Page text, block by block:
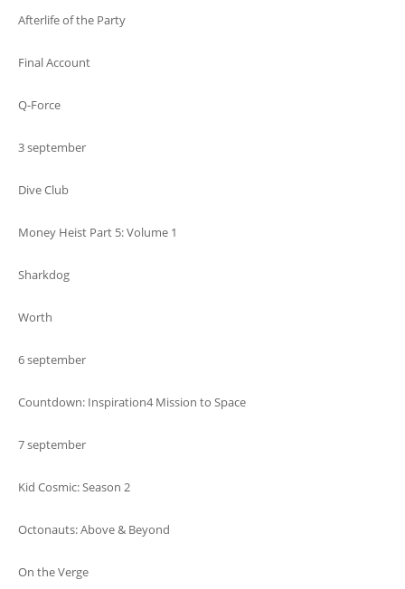
Afterlife of the Party
Final Account
Q-Force
3 september
Dive Club
Money Heist Part 5: Volume 1
Sharkdog
Worth
6 september
Countdown: Inspiration4 Mission to Space
7 september
Kid Cosmic: Season 2
Octonauts: Above & Beyond
On the Verge